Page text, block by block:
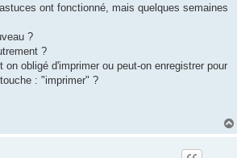
ont fonctionné, mais quelques semaines
?
?
on obligé d'imprimer ou peut-on enregistrer pour
: "imprimer" ?